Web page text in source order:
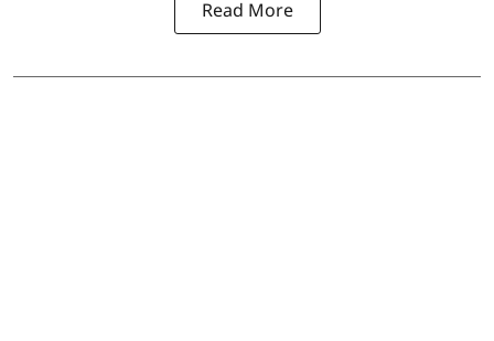
Read More